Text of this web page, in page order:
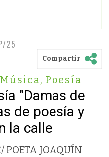
25
Compartir
Música, Poesía
"Damas de
de poesía y
la calle
POETA JOAQUÍN